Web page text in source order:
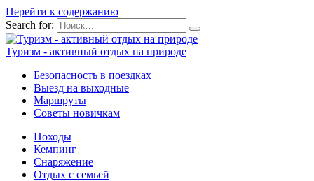
Перейти к содержанию
Search for:
Туризм - активный отдых на природе
Безопасность в поездках
Выезд на выходные
Маршруты
Советы новичкам
Походы
Кемпинг
Снаряжение
Отдых с семьей